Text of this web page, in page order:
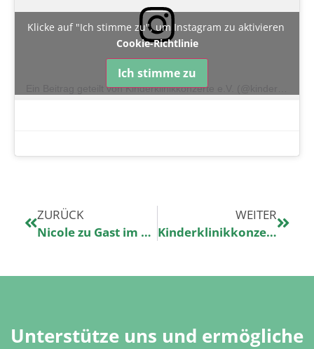
Klicke auf "Ich stimme zu", um Instagram zu aktivieren
Cookie-Richtlinie
Ich stimme zu
ZURÜCK
Nicole zu Gast im Podcast „Held:innen von Magdeburg“ der Hochschule Magdeburg-Stendal
WEITER
Kinderklinikkonzerte finden nicht nur für stationäre PatientInnen statt
Unterstütze uns und ermögliche